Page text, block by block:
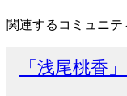
関連するコミュニ
「浅尾桃香